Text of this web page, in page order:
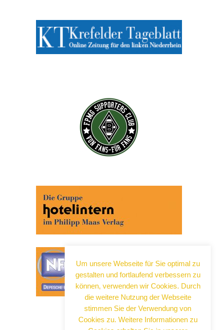
Abonnieren Sie jetzt unseren Newsletter!
Wenn Sie noch mehr wissen wollen, tragen Sie sich
vertiefende Infos zu gesellschaftlichen
Entwicklungen, Kulinarik, Kunst und Kultur in Neuss!
Um unsere Webseite für Sie optimal zu
gestalten und fortlaufend verbessern zu
können, verwenden wir Cookies. Durch
die weitere Nutzung der Webseite
stimmen Sie der Verwendung von
Cookies zu. Weitere Informationen zu